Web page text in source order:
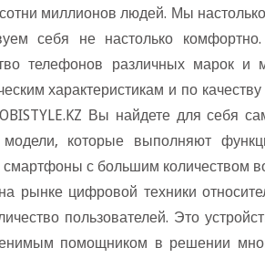
миллионов людей. Мы
себя не настолько
телефонов различных марок и
характеристикам и по
Вы найдете для себя
которые выполняют
с большим количеством
рынке цифровой техники
пользователей. Это
помощником в решении